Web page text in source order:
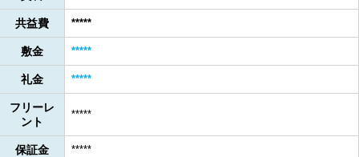
共益費 *****
敷金 *****
礼金 *****
フリーレ
ント
*****
保証金 *****